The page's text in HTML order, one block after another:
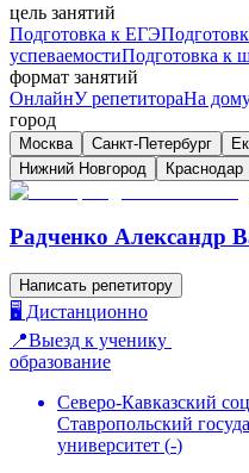
цель занятий
Подготовка к ЕГЭ
успеваемостиПодготовка к
формат занятий
ОнлайнУ репетитораНа
город
Москва Санкт-Петербург
Нижний Новгород
Краснодар
Радченко Александр
Написать репетитору
🖥️ Дистанционно
📍Выезд к ученику
образование
Северо-Кавказский
Ставропольский
университет (-)